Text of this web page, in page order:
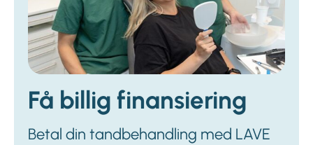
Få billig finansiering
Betal din tandbehandling med LAVE